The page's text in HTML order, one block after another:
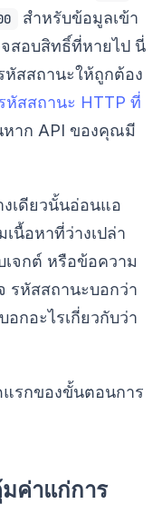
สำหรับข้อมูลเข้า
สอบสิทธิ์ที่หายไป นี่
หัสสถานะให้ถูกต้อง
หัสสถานะ HTTP ที่
าก API ของคุณมี
เดียวนั้นอ่อนแอ
เนื้อหาที่ว่างเปล่า
จกต์ หรือข้อความ
รหัสสถานะบอกว่า
กอะไรเกี่ยวกับว่า
รกของขั้นตอนการ
ค่าแก่การ